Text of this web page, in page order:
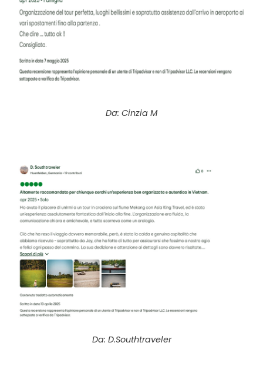
Da: Cinzia M
Da: D.Southtraveler